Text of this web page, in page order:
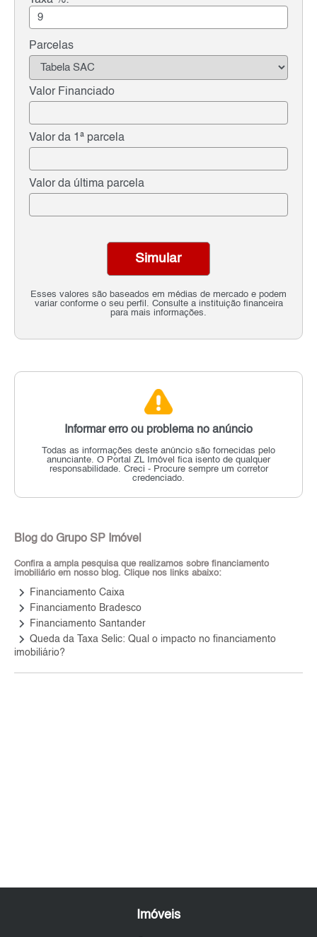
Parcelas
Valor Financiado
Valor da 1ª parcela
Valor da última parcela
Esses valores são baseados em médias de mercado e podem
variar conforme o seu perfil. Consulte a instituição financeira
para mais informações.
Simular
Informar erro ou problema no anúncio
Todas as informações deste anúncio são fornecidas pelo
anunciante. O Portal ZL Imóvel fica isento de qualquer
responsabilidade. Creci - Procure sempre um corretor
credenciado.
Blog do Grupo SP Imóvel
Confira a ampla pesquisa que realizamos sobre financiamento
imobiliário em nosso blog. Clique nos links abaixo:
keyboard_arrow_right Financiamento Caixa
keyboard_arrow_right Financiamento Bradesco
keyboard_arrow_right Financiamento Santander
keyboard_arrow_right Queda da Taxa Selic: Qual o impacto no financiamento
imobiliário?
Imóveis